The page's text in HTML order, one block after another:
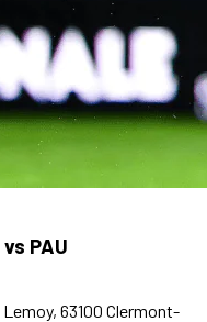
PAU
63100 Clermont-